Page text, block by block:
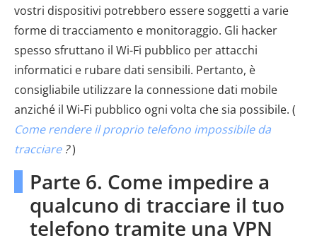
vostri dispositivi potrebbero essere soggetti a varie
forme di tracciamento e monitoraggio. Gli hacker
spesso sfruttano il Wi-Fi pubblico per attacchi
informatici e rubare dati sensibili. Pertanto, è
consigliabile utilizzare la connessione dati mobile
anziché il Wi-Fi pubblico ogni volta che sia possibile. (
Come rendere il proprio telefono impossibile da
tracciare?)
Parte 6. Come impedire a
qualcuno di tracciare il tuo
telefono tramite una VPN